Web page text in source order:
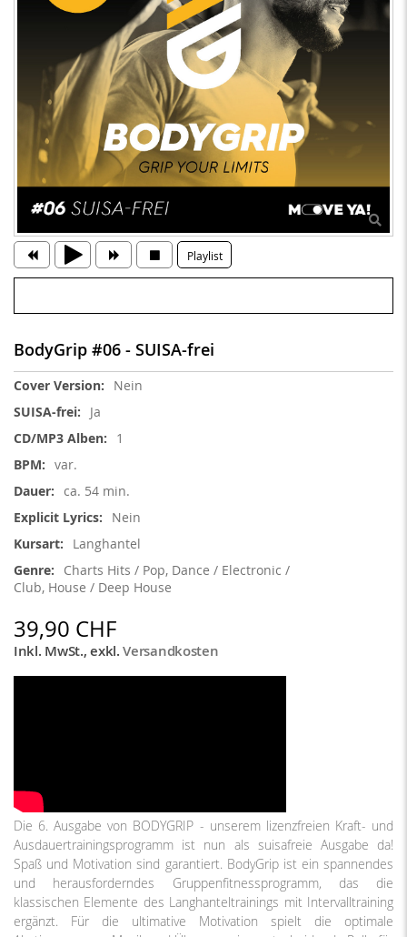
Playlist
BodyGrip #06 - SUISA-frei
Weitere
Nein
Ja
1
var.
ca. 54 min.
Nein
Langhantel
Charts Hits / Pop, Dance / Electronic /
Club, House / Deep House
39,90 CHF
Inkl. MwSt.,exkl.Versandkosten
Die 6. Ausgabe von BODYGRIP - unserem lizenzfreien Kraft- und
Ausdauertrainingsprogramm ist nun als suisafreie Ausgabe da!
Spaß und Motivation sind garantiert. BodyGrip ist ein spannendes
und herausforderndes Gruppenfitnessprogramm, das die
klassischen Elemente des Langhanteltrainings mit Intervalltraining
ergänzt. Für die ultimative Motivation spielt die optimale